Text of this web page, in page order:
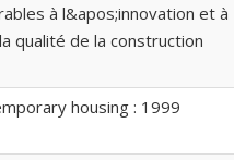
à l&apos;innovation et à
qualité de la construction
housing : 1999